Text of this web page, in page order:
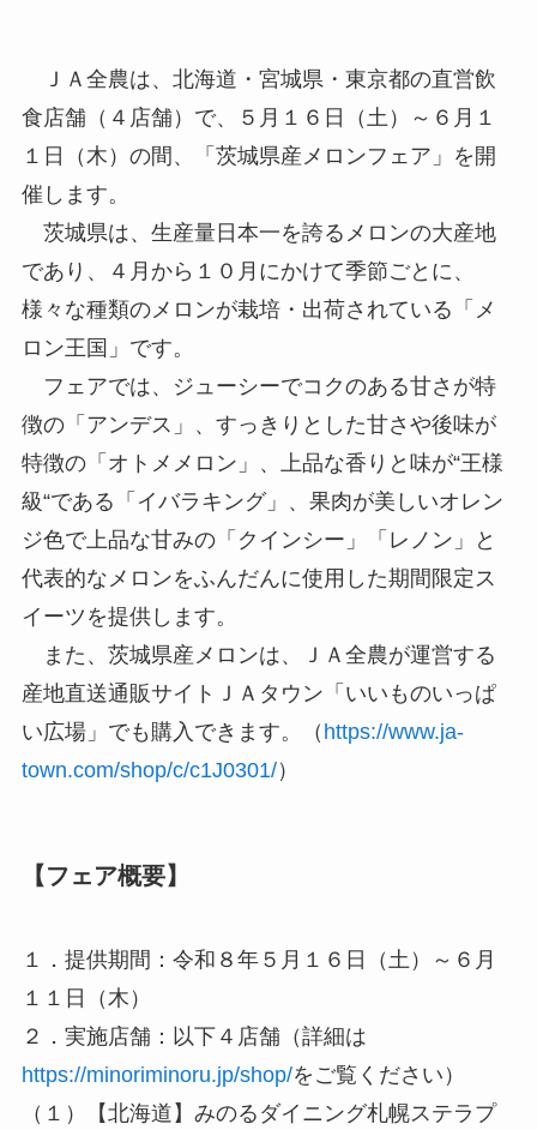
ＪＡ全農は、北海道・宮城県・東京都の直営飲
食店舗（４店舗）で、５月１６日（土）～６月１
１日（木）の間、「茨城県産メロンフェア」を開
催します。
茨城県は、生産量日本一を誇るメロンの大産地
であり、４月から１０月にかけて季節ごとに、
様々な種類のメロンが栽培・出荷されている「メ
ロン王国」です。
フェアでは、ジューシーでコクのある甘さが特
徴の「アンデス」、すっきりとした甘さや後味が
特徴の「オトメメロン」、上品な香りと味が“王様
級“である「イバラキング」、果肉が美しいオレン
ジ色で上品な甘みの「クインシー」「レノン」と
代表的なメロンをふんだんに使用した期間限定ス
イーツを提供します。
また、茨城県産メロンは、ＪＡ全農が運営する
産地直送通販サイトＪＡタウン「いいものいっぱ
い広場」でも購入できます。（ https://www.ja-
town.com/shop/c/c1J0301/）
【フェア概要】
１．提供期間：令和８年５月１６日（土）～６月
１１日（木）
２．実施店舗：以下４店舗（詳細は
https://minoriminoru.jp/shop/をご覧ください）
（１）【北海道】みのるダイニング札幌ステラプ